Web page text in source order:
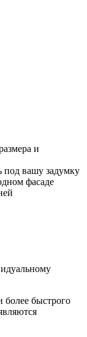
и
под вашу задумку
фасаде
более быстрого